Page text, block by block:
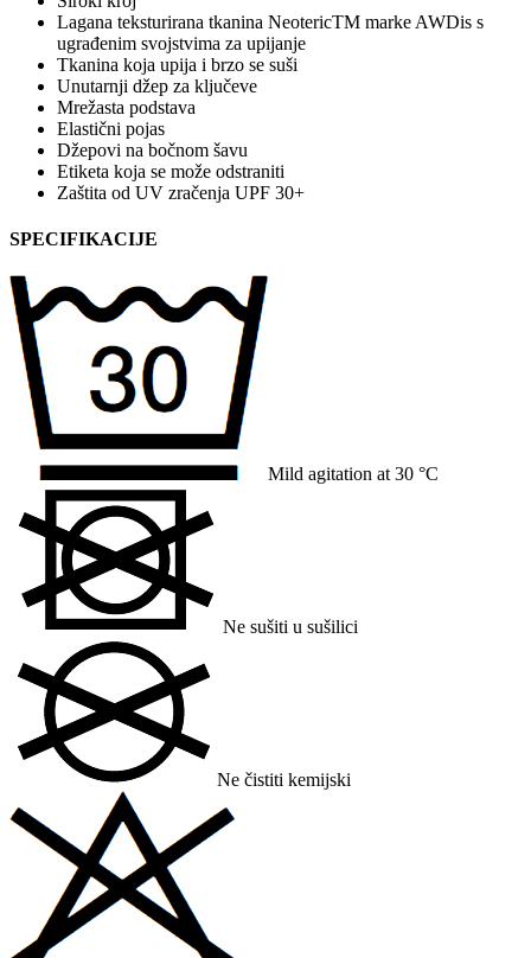
Lagana teksturirana tkanina NeotericTM marke AWDis s
ugrađenim svojstvima za upijanje
Tkanina koja upija i brzo se suši
Unutarnji džep za ključeve
Mrežasta podstava
Elastični pojas
Džepovi na bočnom šavu
Etiketa koja se može odstraniti
Zaštita od UV zračenja UPF 30+
SPECIFIKACIJE
Mild agitation at 30 °C
Ne sušiti u sušilici
Ne čistiti kemijski